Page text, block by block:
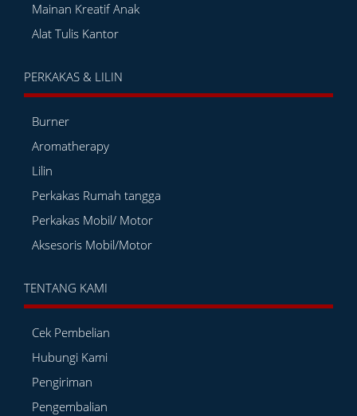
Mainan Kreatif Anak
Alat Tulis Kantor
PERKAKAS & LILIN
Burner
Aromatherapy
Lilin
Perkakas Rumah tangga
Perkakas Mobil/ Motor
Aksesoris Mobil/Motor
TENTANG KAMI
Cek Pembelian
Hubungi Kami
Pengiriman
Pengembalian